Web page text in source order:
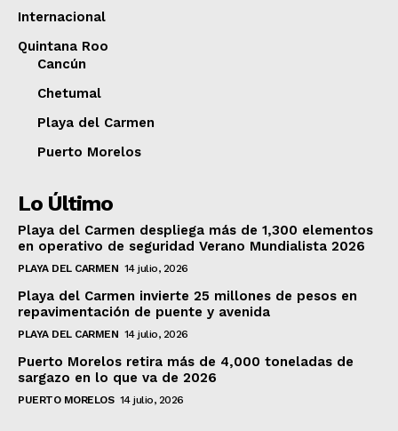
Internacional
Quintana Roo
Cancún
Chetumal
Playa del Carmen
Puerto Morelos
Lo Último
Playa del Carmen despliega más de 1,300 elementos
en operativo de seguridad Verano Mundialista 2026
PLAYA DEL CARMEN 14 julio, 2026
Playa del Carmen invierte 25 millones de pesos en
repavimentación de puente y avenida
PLAYA DEL CARMEN 14 julio, 2026
Puerto Morelos retira más de 4,000 toneladas de
sargazo en lo que va de 2026
PUERTO MORELOS 14 julio, 2026